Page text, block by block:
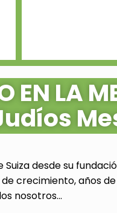
EN LA
Suiza desde su
crecimiento, años
nosotros...